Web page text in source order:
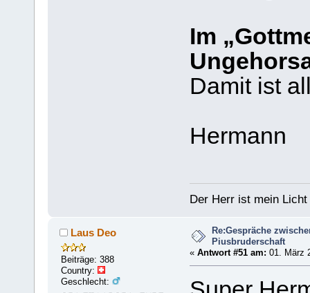
Im
Damit ist
Hermann
Der Herr ist mein
Laus Deo
Beiträge: 388
Country:
Geschlecht:
Re:Gespräche
Piusbruderschaft
« Antwort #51 am: 01. März